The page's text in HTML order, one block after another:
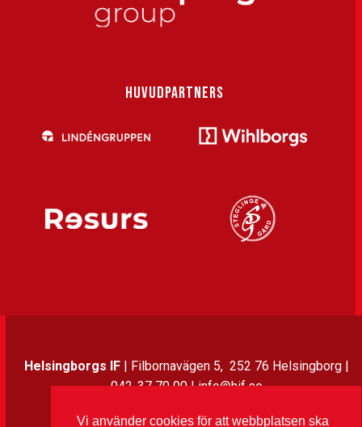
HUVUDPARTNERS
Helsingborgs IF | Filbornavägen 5, 252 76 Helsingborg |
042-37 70 00 | info@hif.se
Vi använder cookies för att webbplatsen ska